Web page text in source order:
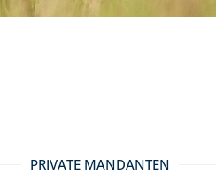
PRIVATE MANDANTEN